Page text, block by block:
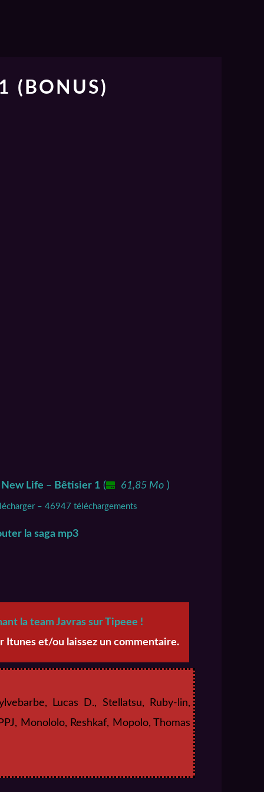
(BONUS)
Life – Bêtisier 1( 61,85 Mo )
– 46947 téléchargements
la saga mp3
la team Javras sur Tipeee !
Itunes et/ou laissez un commentaire.
Lucas D., Stellatsu, Ruby-lin,
Monololo, Reshkaf, Mopolo, Thomas